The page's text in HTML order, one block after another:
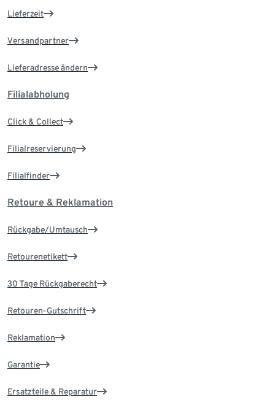
Lieferzeit
Versandpartner
Lieferadresse ändern
Filialabholung
Click & Collect
Filialreservierung
Filialfinder
Retoure & Reklamation
Rückgabe/Umtausch
Retourenetikett
30 Tage Rückgaberecht
Retouren-Gutschrift
Reklamation
Garantie
Ersatzteile & Reparatur